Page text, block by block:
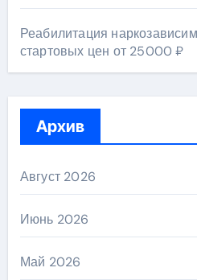
Реабилитация
стартовых цен от 25000 ₽
Архив
Август 2026
Июнь 2026
Май 2026